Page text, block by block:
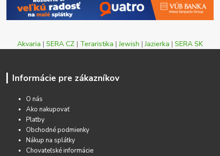
Akvaria | SERA CZ | Teraristika |Jewish |Jazierka | SERA SK
Informácie pre zákazníkov
O nás
Ako nakupovať
Platby
Obchodné podmienky
Nákup na splátky
Chovateľské informácie